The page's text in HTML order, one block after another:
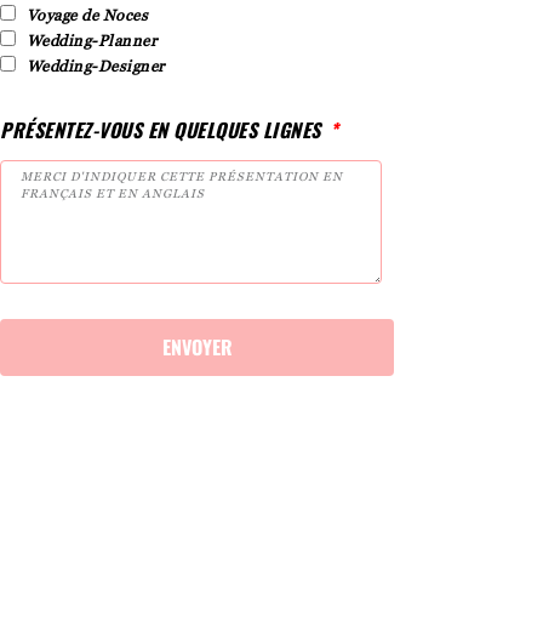
Voyage de Noces
Wedding-Planner
Wedding-Designer
PRÉSENTEZ-VOUS EN QUELQUES LIGNES
ENVOYER